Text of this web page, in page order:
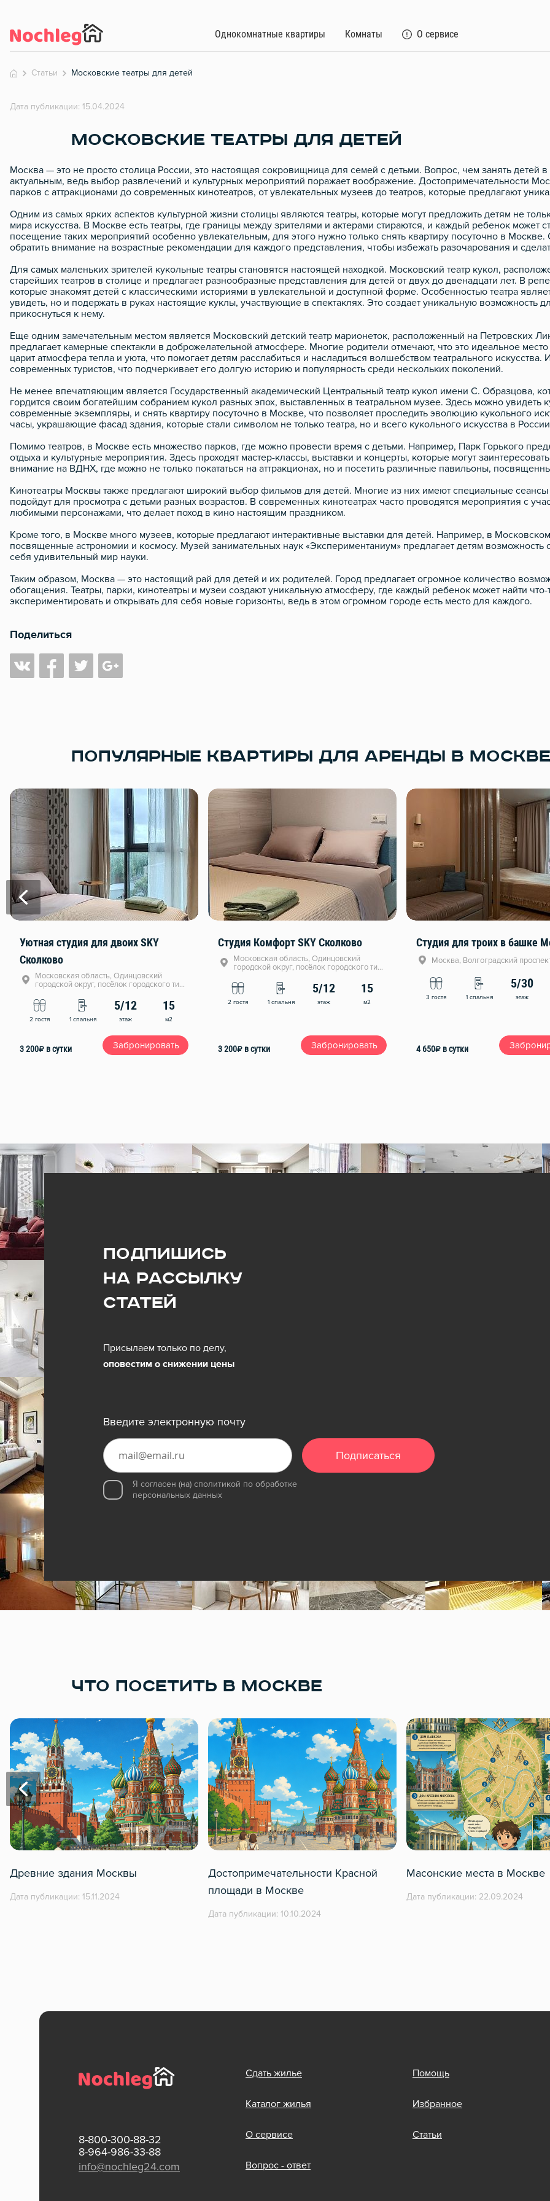
Однокомнатные квартиры Комнаты О сервисе
Статьи Московские театры для детей
Дата публикации: 15.04.2024
МОСКОВСКИЕ ТЕАТРЫ ДЛЯ ДЕТЕЙ
Москва — это не просто столица России, это настоящая сокровищница для семей с детьми. Вопрос, чем занять детей
актуальным, ведь выбор развлечений и культурных мероприятий поражает воображение. Достопримечательности
парков с аттракционами до современных кинотеатров, от увлекательных музеев до театров, которые предлагают
Одним из самых ярких аспектов культурной жизни столицы являются театры, которые могут предложить детям не
мира искусства. В Москве есть театры, где границы между зрителями и актерами стираются, и каждый ребенок может
посещение таких мероприятий особенно увлекательным, для этого нужно только снять квартиру посуточно в
обратить внимание на возрастные рекомендации для каждого представления, чтобы избежать разочарования и
Для самых маленьких зрителей кукольные театры становятся настоящей находкой. Московский театр кукол,
старейших театров в столице и предлагает разнообразные представления для детей от двух до двенадцати лет. В
которые знакомят детей с классическими историями в увлекательной и доступной форме. Особенностью театра
увидеть, но и подержать в руках настоящие куклы, участвующие в спектаклях. Это создает уникальную возможность
прикоснуться к нему.
Еще одним замечательным местом является Московский детский театр марионеток, расположенный на Петровских
предлагает камерные спектакли в доброжелательной атмосфере. Многие родители отмечают, что это идеальное
царит атмосфера тепла и уюта, что помогает детям расслабиться и насладиться волшебством театрального
современных туристов, что подчеркивает его долгую историю и популярность среди нескольких поколений.
Не менее впечатляющим является Государственный академический Центральный театр кукол имени С. Образцова,
гордится своим богатейшим собранием кукол разных эпох, выставленных в театральном музее. Здесь можно увидеть
современные экземпляры, и снять квартиру посуточно в Москве, что позволяет проследить эволюцию кукольного
часы, украшающие фасад здания, которые стали символом не только театра, но и всего кукольного искусства в
Помимо театров, в Москве есть множество парков, где можно провести время с детьми. Например, Парк Горького
отдыха и культурные мероприятия. Здесь проходят мастер-классы, выставки и концерты, которые могут
внимание на ВДНХ, где можно не только покататься на аттракционах, но и посетить различные павильоны,
Кинотеатры Москвы также предлагают широкий выбор фильмов для детей. Многие из них имеют специальные
подойдут для просмотра с детьми разных возрастов. В современных кинотеатрах часто проводятся мероприятия с
любимыми персонажами, что делает поход в кино настоящим праздником.
Кроме того, в Москве много музеев, которые предлагают интерактивные выставки для детей. Например, в
посвященные астрономии и космосу. Музей занимательных наук «Экспериментаниум» предлагает детям возможность
себя удивительный мир науки.
Таким образом, Москва — это настоящий рай для детей и их родителей. Город предлагает огромное количество
обогащения. Театры, парки, кинотеатры и музеи создают уникальную атмосферу, где каждый ребенок может найти
экспериментировать и открывать для себя новые горизонты, ведь в этом огромном городе есть место для каждого.
Поделиться
ПОПУЛЯРНЫЕ КВАРТИРЫ ДЛЯ АРЕНДЫ В МОСКВЕ
Уютная студия для двоих SKY
Сколково
Московская область, Одинцовский
городской округ, посёлок городского типа
2 гостя 1 спальня
5/12
этаж
15
м2
3 200₽ в сутки Забронировать
Студия Комфорт SKY Сколково
Московская область, Одинцовский
городской округ, посёлок городского типа
2 гостя 1 спальня
5/12
этаж
15
м2
3 200₽ в сутки Забронировать
Студия для троих в башке
Москва, Волгоградский
3 гостя 1 спальня
5/30
этаж
4 650₽ в сутки
Подпишись
на рассылку
статей
Присылаем только по делу,
оповестим о снижении цены
Введите электронную почту
Подписаться
Я согласен (на) сполитикой по обработке
персональных данных
ЧТО ПОСЕТИТЬ В МОСКВЕ
Древние здания Москвы
Дата публикации: 15.11.2024
Достопримечательности Красной
площади в Москве
Дата публикации: 10.10.2024
Масонские места в Москве
Дата публикации: 22.09.2024
8-800-300-88-32
8-964-986-33-88
info@nochleg24.com
Сдать жилье
Каталог жилья
О сервисе
Вопрос - ответ
Помощь
Избранное
Статьи